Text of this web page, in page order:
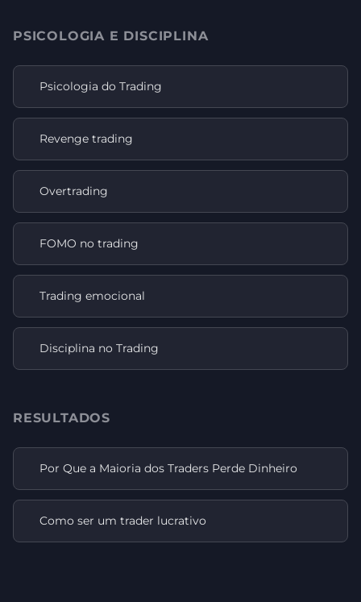
PSICOLOGIA E DISCIPLINA
Psicologia do Trading
Revenge trading
Overtrading
FOMO no trading
Trading emocional
Disciplina no Trading
RESULTADOS
Por Que a Maioria dos Traders Perde Dinheiro
Como ser um trader lucrativo